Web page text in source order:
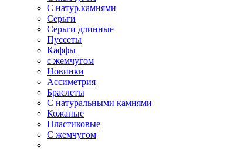
С натур.камнями
Серьги
Серьги длинные
Пуссеты
Каффы
с жемчугом
Новинки
Ассиметрия
Браслеты
С натуральными камнями
Кожаные
Пластиковые
С жемчугом